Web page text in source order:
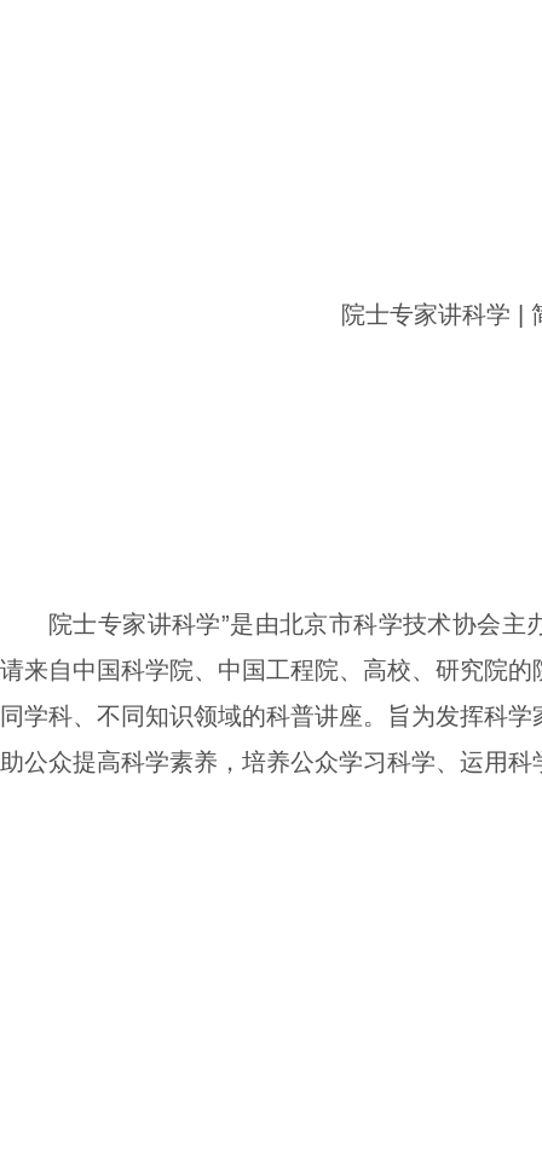
院士专家讲科学 |
院士专家讲科学”是由北京市科学技术协会主
请来自中国科学院、中国工程院、高校、研究院
同学科、不同知识领域的科普讲座。旨为发挥科学
助公众提高科学素养，培养公众学习科学、运用科